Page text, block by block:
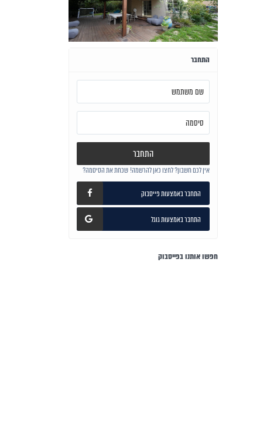
התחבר
התחבר
אין לכם חשבון? לחצו כאן להרשמה! שכחת את הסיסמה?
התחבר באמצעות פייסבוק
התחבר באמצעות גוגל
חפשו אותנו בפייסבוק